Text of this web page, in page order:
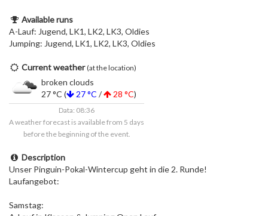
Available runs
A-Lauf: Jugend, LK1, LK2, LK3, Oldies
Jumping: Jugend, LK1, LK2, LK3, Oldies
Current weather (at the location)
broken clouds
27 °C (
27 °C / 28 °C)
Data: 08:36
A weather forecast is available from 5 days
before the beginning of the event.
Description
Unser Pinguin-Pokal-Wintercup geht in die 2. Runde!
Laufangebot:
Samstag: